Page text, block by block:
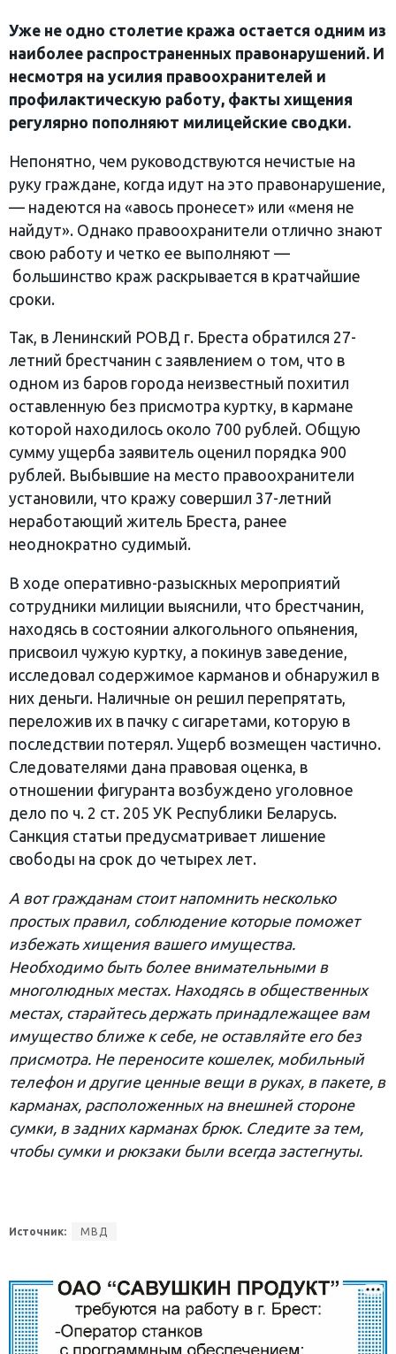
Уже не одно столетие кража остается одним из
наиболее распространенных правонарушений. И
несмотря на усилия правоохранителей и
профилактическую работу, факты хищения
регулярно пополняют милицейские сводки.
Непонятно, чем руководствуются нечистые на
руку граждане, когда идут на это правонарушение,
— надеются на «авось пронесет» или «меня не
найдут». Однако правоохранители отлично знают
свою работу и четко ее выполняют —
большинство краж раскрывается в кратчайшие
сроки.
Так, в Ленинский РОВД г. Бреста обратился 27-
летний брестчанин с заявлением о том, что в
одном из баров города неизвестный похитил
оставленную без присмотра куртку, в кармане
которой находилось около 700 рублей. Общую
сумму ущерба заявитель оценил порядка 900
рублей. Выбывшие на место правоохранители
установили, что кражу совершил 37-летний
неработающий житель Бреста, ранее
неоднократно судимый.
В ходе оперативно-разыскных мероприятий
сотрудники милиции выяснили, что брестчанин,
находясь в состоянии алкогольного опьянения,
присвоил чужую куртку, а покинув заведение,
исследовал содержимое карманов и обнаружил в
них деньги. Наличные он решил перепрятать,
переложив их в пачку с сигаретами, которую в
последствии потерял. Ущерб возмещен частично.
Следователями дана правовая оценка, в
отношении фигуранта возбуждено уголовное
дело по ч. 2 ст. 205 УК Республики Беларусь.
Санкция статьи предусматривает лишение
свободы на срок до четырех лет.
А вот гражданам стоит напомнить несколько
простых правил, соблюдение которые поможет
избежать хищения вашего имущества.
Необходимо быть более внимательными в
многолюдных местах. Находясь в общественных
местах, старайтесь держать принадлежащее вам
имущество ближе к себе, не оставляйте его без
присмотра. Не переносите кошелек, мобильный
телефон и другие ценные вещи в руках, в пакете, в
карманах, расположенных на внешней стороне
сумки, в задних карманах брюк. Следите за тем,
чтобы сумки и рюкзаки были всегда застегнуты.
Источник: МВД